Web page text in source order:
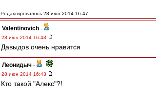
Редактировалось 28 июн 2014 16:47
Valentinovich -
28 июн 2014 16:43
Давыдов очень нравится
Леонидыч -
28 июн 2014 16:43
Кто такой "Алекс"?!